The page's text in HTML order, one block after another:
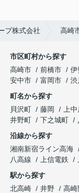
プ株式会社 高崎
市区町村から探す
高崎市
前橋市 伊
安中市
富岡市 渋
町名から探す
貝沢町
藤岡 上
井野町
下之城町
沿線から探す
湘南新宿ライン高海
八高線
上信電鉄
駅から探す
北高崎
井野 高崎